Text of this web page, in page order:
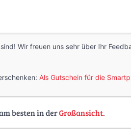
Wir freuen uns sehr über Ihr
Als Gutschein für die
besten in derGroßansicht.